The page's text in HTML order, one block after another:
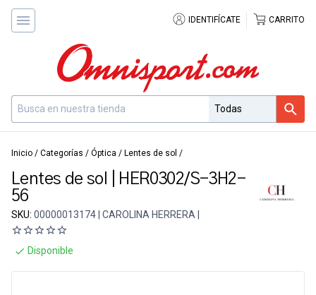
IDENTIFÍCATE CARRITO
Inicio / Categorías / Óptica / Lentes de sol /
Lentes de sol | HER0302/S-3H2-
56
SKU: 00000013174 | CAROLINA HERRERA |
Disponible